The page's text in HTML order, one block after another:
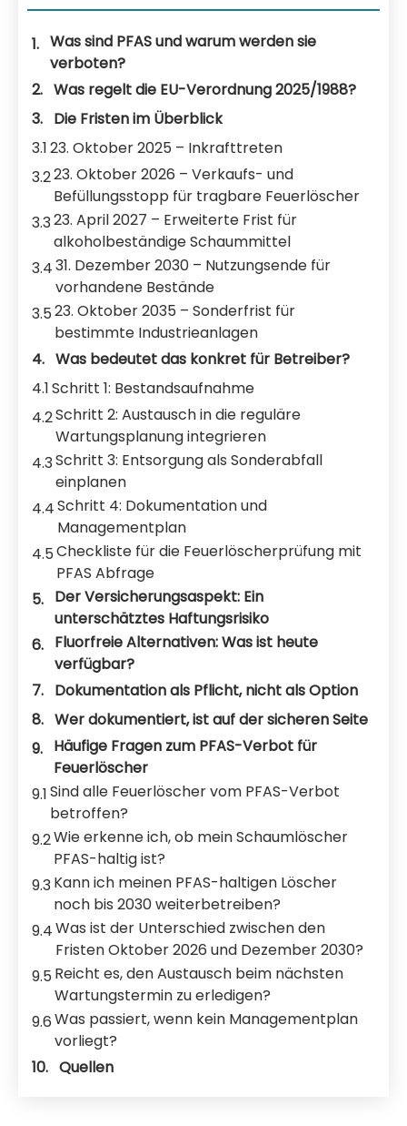
1. Was sind PFAS und warum werden sie
verboten?
2. Was regelt die EU-Verordnung 2025/1988?
3. Die Fristen im Überblick
3.123. Oktober 2025 – Inkrafttreten
3.223. Oktober 2026 – Verkaufs- und
Befüllungsstopp für tragbare Feuerlöscher
3.323. April 2027 – Erweiterte Frist für
alkoholbeständige Schaummittel
3.431. Dezember 2030 – Nutzungsende für
vorhandene Bestände
3.523. Oktober 2035 – Sonderfrist für
bestimmte Industrieanlagen
4. Was bedeutet das konkret für Betreiber?
4.1Schritt 1: Bestandsaufnahme
4.2Schritt 2: Austausch in die reguläre
Wartungsplanung integrieren
4.3Schritt 3: Entsorgung als Sonderabfall
einplanen
4.4Schritt 4: Dokumentation und
Managementplan
4.5Checkliste für die Feuerlöscherprüfung mit
PFAS Abfrage
5. Der Versicherungsaspekt: Ein
unterschätztes Haftungsrisiko
6. Fluorfreie Alternativen: Was ist heute
verfügbar?
7. Dokumentation als Pflicht, nicht als Option
8. Wer dokumentiert, ist auf der sicheren Seite
9. Häufige Fragen zum PFAS-Verbot für
Feuerlöscher
9.1Sind alle Feuerlöscher vom PFAS-Verbot
betroffen?
9.2Wie erkenne ich, ob mein Schaumlöscher
PFAS-haltig ist?
9.3Kann ich meinen PFAS-haltigen Löscher
noch bis 2030 weiterbetreiben?
9.4Was ist der Unterschied zwischen den
Fristen Oktober 2026 und Dezember 2030?
9.5 Reicht es, den Austausch beim nächsten
Wartungstermin zu erledigen?
9.6Was passiert, wenn kein Managementplan
vorliegt?
10. Quellen